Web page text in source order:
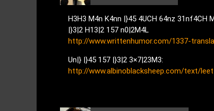
H3H3 M4n K4nn |}45 4UCH 64nz 31nf4CH
|}3|2 H13|2 157 n0|2M4L
http://www.writtenhumor.com/1337-
Un|} |}45 157 |}3|2 3×7|23M3:
http://www.albinoblacksheep.com/text/leet